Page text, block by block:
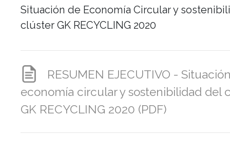
Situación de Economía Circular y
clúster GK RECYCLING 2020
RESUMEN EJECUTIVO -
economía circular y sostenibilidad del
GK RECYCLING 2020 (PDF)